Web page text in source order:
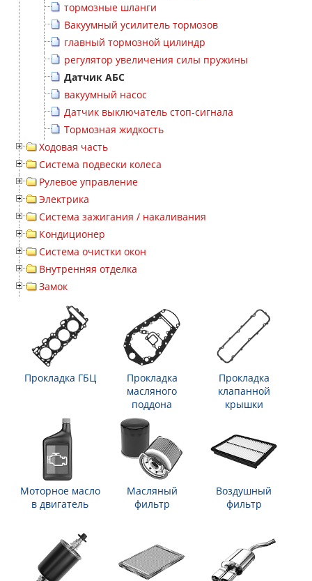
тормозные шланги
Вакуумный усилитель тормозов
главный тормозной цилиндр
регулятор увеличения силы пружины
Датчик АБС
вакуумный насос
Датчик выключатель стоп-сигнала
Тормозная жидкость
Ходовая часть
Система подвески колеса
Рулевое управление
Электрика
Система зажигания / накаливания
Кондиционер
Система очистки окон
Внутренняя отделка
Замок
Прокладка ГБЦ
Прокладка
масляного
поддона
Прокладка
клапанной
крышки
Моторное масло
в двигатель
Масляный
фильтр
Воздушный
фильтр